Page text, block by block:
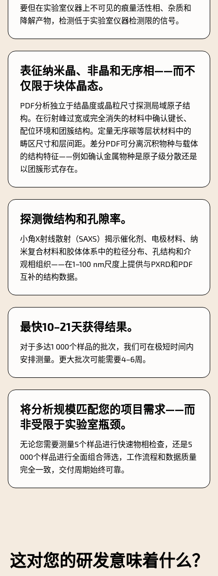
要但在实验室仪器上不可见的痕量活性相、杂质和
降解产物，检测低于实验室仪器检测限的信号。
表征纳米晶、非晶和无序相——而不
仅限于块体晶态。
PDF分析独立于结晶度或晶粒尺寸探测局域原子结
构。在衍射峰过宽或完全消失的材料中确认键长、
配位环境和团簇结构。定量无序碳等层状材料中的
畴区尺寸和层间距。差分PDF可分离沉积物种与载体
的结构特征——例如确认金属物种是原子级分散还是
以团簇形式存在。
探测微结构和孔隙率。
小角X射线散射（SAXS）揭示催化剂、电极材料、纳
米复合材料和胶体体系中的粒径分布、孔结构和介
观相组织——在1–100 nm尺度上提供与PXRD和PDF
互补的结构数据。
最快10–21天获得结果。
对于多达1 000个样品的批次，我们可在极短时间内
安排测量。更大批次可能需要4–6周。
将分析规模匹配您的项目需求——而
非受限于实验室瓶颈。
无论您需要测量5个样品进行快速物相检查，还是5
000个样品进行全面组合筛选，工作流程和数据质量
完全一致，交付周期始终可靠。
这对您的研发意味着什么？